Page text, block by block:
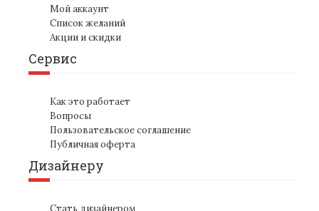
Мой аккаунт
Список желаний
Акции и скидки
Сервис
Как это работает
Вопросы
Пользовательское соглашение
Публичная оферта
Дизайнеру
Стать дизайнером